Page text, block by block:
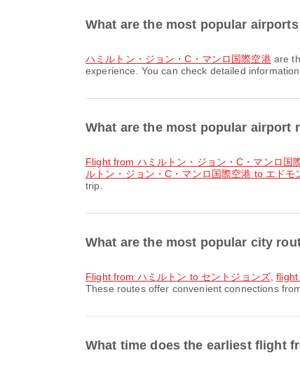
What are the most popular
ハミルトン・ジョン・C・マンロ国際空港are
experience. You can check detailed
What are the most popular airport
flight from ハミルトン・ジョン・C・マンロ国
ルトン・ジョン・C・マンロ国際空港 to エドモ
trip.
What are the most popular city
flight from ハミルトン to セントジョンズ,flight
These routes offer convenient connections
What time does the earliest flight